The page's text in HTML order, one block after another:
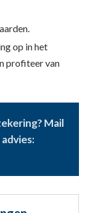
op in het
profiteer van
Mail